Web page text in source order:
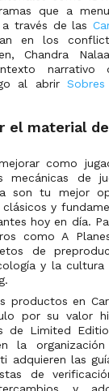
que a
a través de las
en los
Chandra
narrativo
al abrir Sobres
el material
como
mecánicas de
son tu mejor
y
hoy en día.
como A
de
y la cultura
productos en
por su valor
de Limited
la
adquieren las
de
y